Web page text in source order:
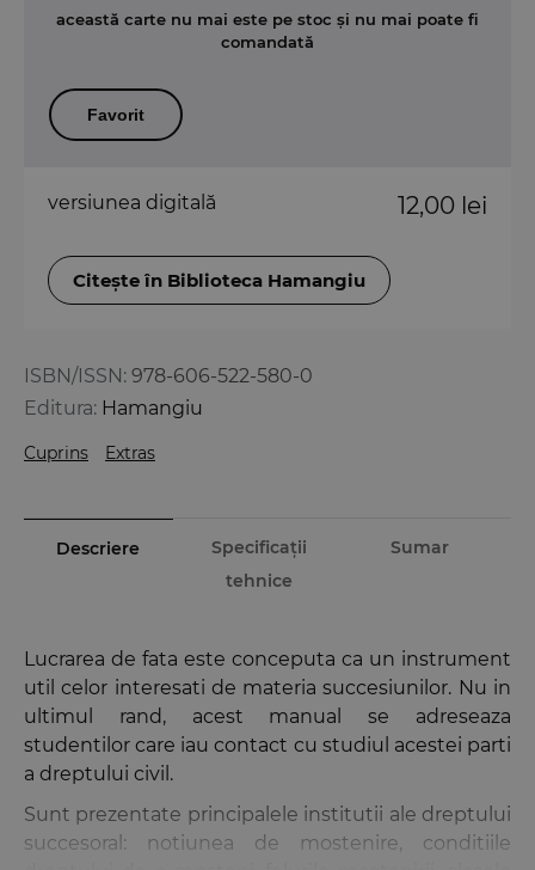
ISBN/ISSN: 978-606-522-580-0
Editura: Hamangiu
Cuprins Extras
această carte nu mai este pe stoc și nu mai poate fi
comandată
Favorit
versiunea digitală 12,00 lei
Citește în Biblioteca Hamangiu
Descriere
Specificații
tehnice
Sumar
Lucrarea de fata este conceputa ca un instrument
util celor interesati de materia succesiunilor. Nu in
ultimul rand, acest manual se adreseaza
studentilor care iau contact cu studiul acestei parti
a dreptului civil.
Sunt prezentate principalele institutii ale dreptului
succesoral: notiunea de mostenire, conditiile